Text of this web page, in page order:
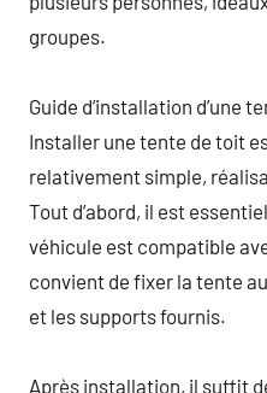
groupes.
Guide d’installation d’une
Installer une tente de toit
relativement simple,
Tout d’abord, il est
véhicule est compatible
convient de fixer la tente
et les supports fournis.
Après installation, il suffit